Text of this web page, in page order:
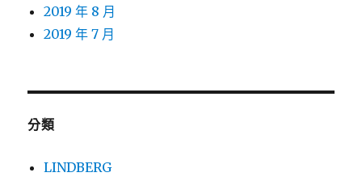
2019 年 8 月
2019 年 7 月
分類
LINDBERG